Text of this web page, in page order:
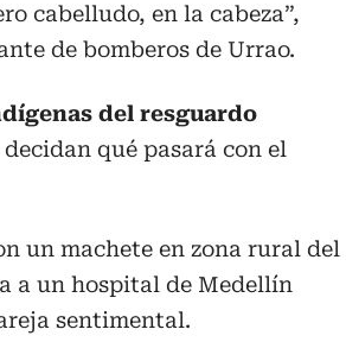
cabelludo, en la cabeza”,
de bomberos de Urrao.
del resguardo
qué pasará con el
un machete en zona rural del
a un hospital de Medellín
sentimental.